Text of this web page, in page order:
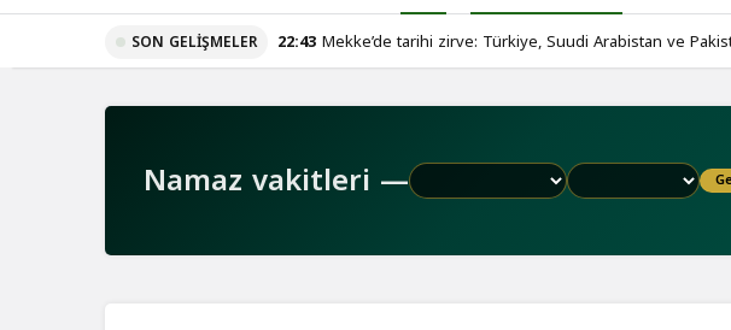
SON GELIŞMELER 22:43 Mekke’de tarihi zirve: Türkiye, Suudi Arabistan ve
Namaz vakitleri —